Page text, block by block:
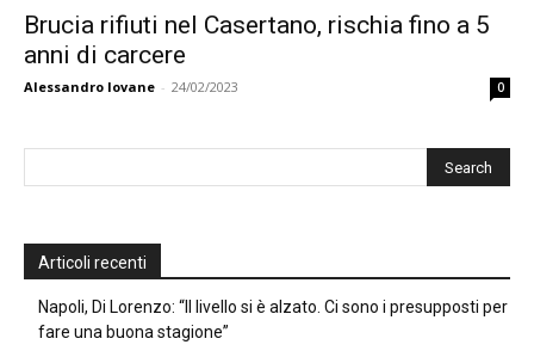
Brucia rifiuti nel Casertano, rischia fino a 5
anni di carcere
Alessandro Iovane - 24/02/2023 0
Articoli recenti
Napoli, Di Lorenzo: “Il livello si è alzato. Ci sono i presupposti per
fare una buona stagione”